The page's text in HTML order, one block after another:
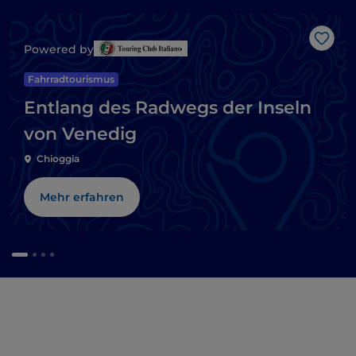
Like
Powered by
Fahrradtourismus
Entlang des Radwegs der Inseln
von Venedig
Chioggia
Mehr erfahren